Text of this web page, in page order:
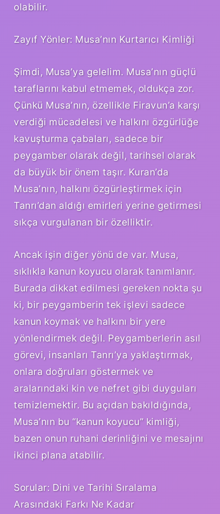
olabilir.
Zayıf Yönler: Musa’nın Kurtarıcı Kimliği
Şimdi, Musa’ya gelelim. Musa’nın güçlü
taraflarını kabul etmemek, oldukça zor.
Çünkü Musa’nın, özellikle Firavun’a karşı
verdiği mücadelesi ve halkını özgürlüğe
kavuşturma çabaları, sadece bir
peygamber olarak değil, tarihsel olarak
da büyük bir önem taşır. Kuran’da
Musa’nın, halkını özgürleştirmek için
Tanrı’dan aldığı emirleri yerine getirmesi
sıkça vurgulanan bir özelliktir.
Ancak işin diğer yönü de var. Musa,
sıklıkla kanun koyucu olarak tanımlanır.
Burada dikkat edilmesi gereken nokta şu
ki, bir peygamberin tek işlevi sadece
kanun koymak ve halkını bir yere
yönlendirmek değil. Peygamberlerin asıl
görevi, insanları Tanrı’ya yaklaştırmak,
onlara doğruları göstermek ve
aralarındaki kin ve nefret gibi duyguları
temizlemektir. Bu açıdan bakıldığında,
Musa’nın bu “kanun koyucu” kimliği,
bazen onun ruhani derinliğini ve mesajını
ikinci plana atabilir.
Sorular: Dini ve Tarihi Sıralama
Arasındaki Farkı Ne Kadar